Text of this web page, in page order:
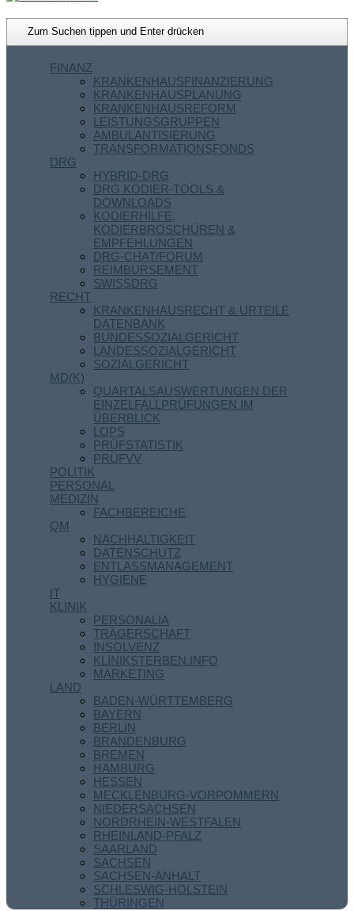
FINANZ
KRANKENHAUSFINANZIERUNG
KRANKENHAUSPLANUNG
KRANKENHAUSREFORM
LEISTUNGSGRUPPEN
AMBULANTISIERUNG
TRANSFORMATIONSFONDS
DRG
HYBRID-DRG
DRG KODIER-TOOLS &
DOWNLOADS
KODIERHILFE,
KODIERBROSCHÜREN &
EMPFEHLUNGEN
DRG-CHAT/FORUM
REIMBURSEMENT
SWISSDRG
RECHT
KRANKENHAUSRECHT & URTEILE
DATENBANK
BUNDESSOZIALGERICHT
LANDESSOZIALGERICHT
SOZIALGERICHT
MD(K)
QUARTALSAUSWERTUNGEN DER
EINZELFALLPRÜFUNGEN IM
ÜBERBLICK
LOPS
PRÜFSTATISTIK
PRÜFVV
POLITIK
PERSONAL
MEDIZIN
FACHBEREICHE
QM
NACHHALTIGKEIT
DATENSCHUTZ
ENTLASSMANAGEMENT
HYGIENE
IT
KLINIK
PERSONALIA
TRÄGERSCHAFT
INSOLVENZ
KLINIKSTERBEN.INFO
MARKETING
LAND
BADEN-WÜRTTEMBERG
BAYERN
BERLIN
BRANDENBURG
BREMEN
HAMBURG
HESSEN
MECKLENBURG-VORPOMMERN
NIEDERSACHSEN
NORDRHEIN-WESTFALEN
RHEINLAND-PFALZ
SAARLAND
SACHSEN
SACHSEN-ANHALT
SCHLESWIG-HOLSTEIN
THÜRINGEN